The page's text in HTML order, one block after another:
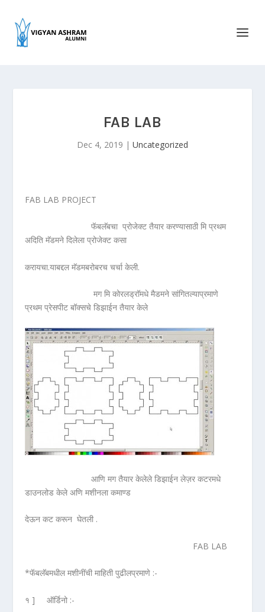
FAB LAB
Dec 4, 2019 | Uncategorized
FAB LAB PROJECT
फॅबलॅबचा प्रोजेक्ट तैयार करण्यासाठी मि प्रथम
अदिति मॅडमने दिलेला प्रोजेक्ट कसा
करायचा.याबद्दल मॅडमबरोबरच चर्चा केली.
मग मि कोरलड्रॉमधे मैडमने सांगितल्याप्रमाणे
प्रथम प्रेसपीट बॉक्सचे डिझाईन तैयार केले
आणि मग तैयार केलेले डिझाईन लेज़र कटरमधे
डाउनलोड केले अणि मशीनला कमाण्ड
देऊन कट करून घेतली .
FAB LAB
*फॅबलॅबमधील मशीनींची माहिती पुढीलप्रमाणे :-
१ ] ऑर्डिनो :-